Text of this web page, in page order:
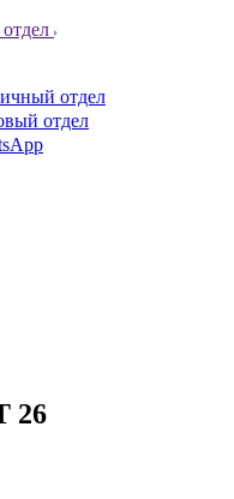
отдел
отдел
26